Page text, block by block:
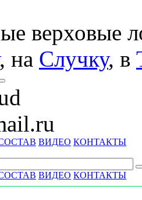
верховые
, на Случку, в
ВИДЕО КОНТАКТЫ
ВИДЕО КОНТАКТЫ